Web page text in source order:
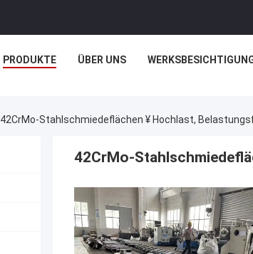
PRODUKTE ÜBER UNS
42CrMo-Stahlschmiedeflächen ¥ Hochlast,
42CrMo-